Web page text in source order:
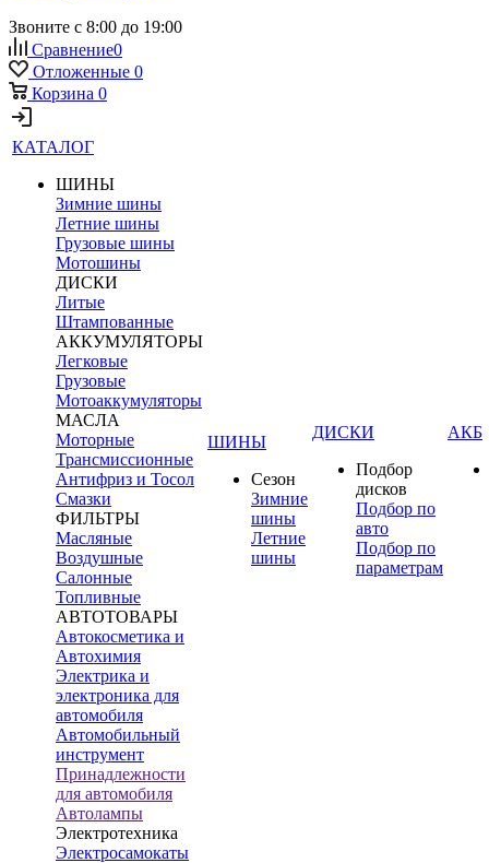
Звоните с 8:00 до 19:00
Сравнение0
Отложенные 0
Корзина 0
КАТАЛОГ
ШИНЫ
Зимние шины
Летние шины
Грузовые шины
Мотошины
ДИСКИ
Литые
Штампованные
АККУМУЛЯТОРЫ
Легковые
Грузовые
Мотоаккумуляторы
МАСЛА
Моторные
Трансмиссионные
Антифриз и Тосол
Смазки
ФИЛЬТРЫ
Масляные
Воздушные
Салонные
Топливные
АВТОТОВАРЫ
Автокосметика и
Автохимия
Электрика и
электроника для
автомобиля
Автомобильный
инструмент
Принадлежности
для автомобиля
Автолампы
Электротехника
Электросамокаты
ШИНЫ
Сезон
Зимние
шины
Летние
шины
ДИСКИ
Подбор
дисков
Подбор по
авто
Подбор по
параметрам
АКБ